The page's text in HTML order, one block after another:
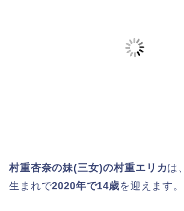
村重杏奈の妹(三女)の村重エリカは
生まれで2020年で14歳を迎えます。